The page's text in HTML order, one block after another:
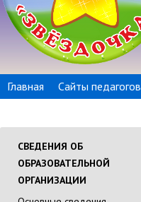
Главная Сайты педагогов
СВЕДЕНИЯ ОБ
ОБРАЗОВАТЕЛЬНОЙ
ОРГАНИЗАЦИИ